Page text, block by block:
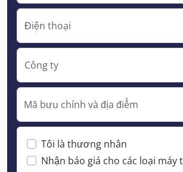
Điện thoại
Công ty
Mã bưu chính và địa điểm
Tôi là thương nhân
Nhận báo giá cho các loại